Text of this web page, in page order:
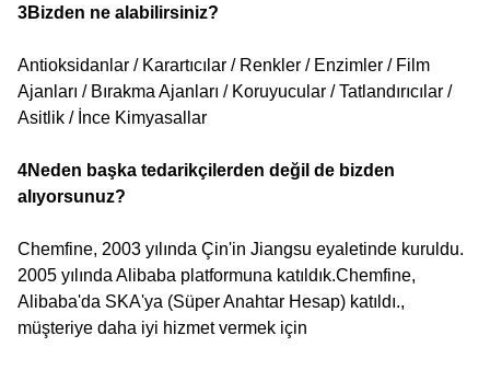
3Bizden ne alabilirsiniz?
Antioksidanlar / Karartıcılar / Renkler / Enzimler / Film
Ajanları / Bırakma Ajanları / Koruyucular / Tatlandırıcılar /
Asitlik / İnce Kimyasallar
4Neden başka tedarikçilerden değil de bizden
alıyorsunuz?
Chemfine, 2003 yılında Çin'in Jiangsu eyaletinde kuruldu.
2005 yılında Alibaba platformuna katıldık.Chemfine,
Alibaba'da SKA'ya (Süper Anahtar Hesap) katıldı.,
müşteriye daha iyi hizmet vermek için